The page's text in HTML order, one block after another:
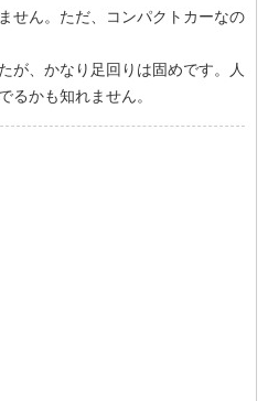
せん。ただ、コンパクトカーなの
が、かなり足回りは固めです。人
るかも知れません。